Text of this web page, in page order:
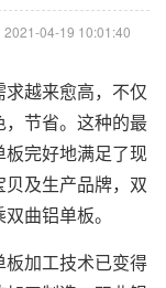
2021-04-19 10:01:40
越来愈高，不仅
节省。这种的最
完好地满足了现
及生产品牌，双
曲铝单板。
加工技术已变得